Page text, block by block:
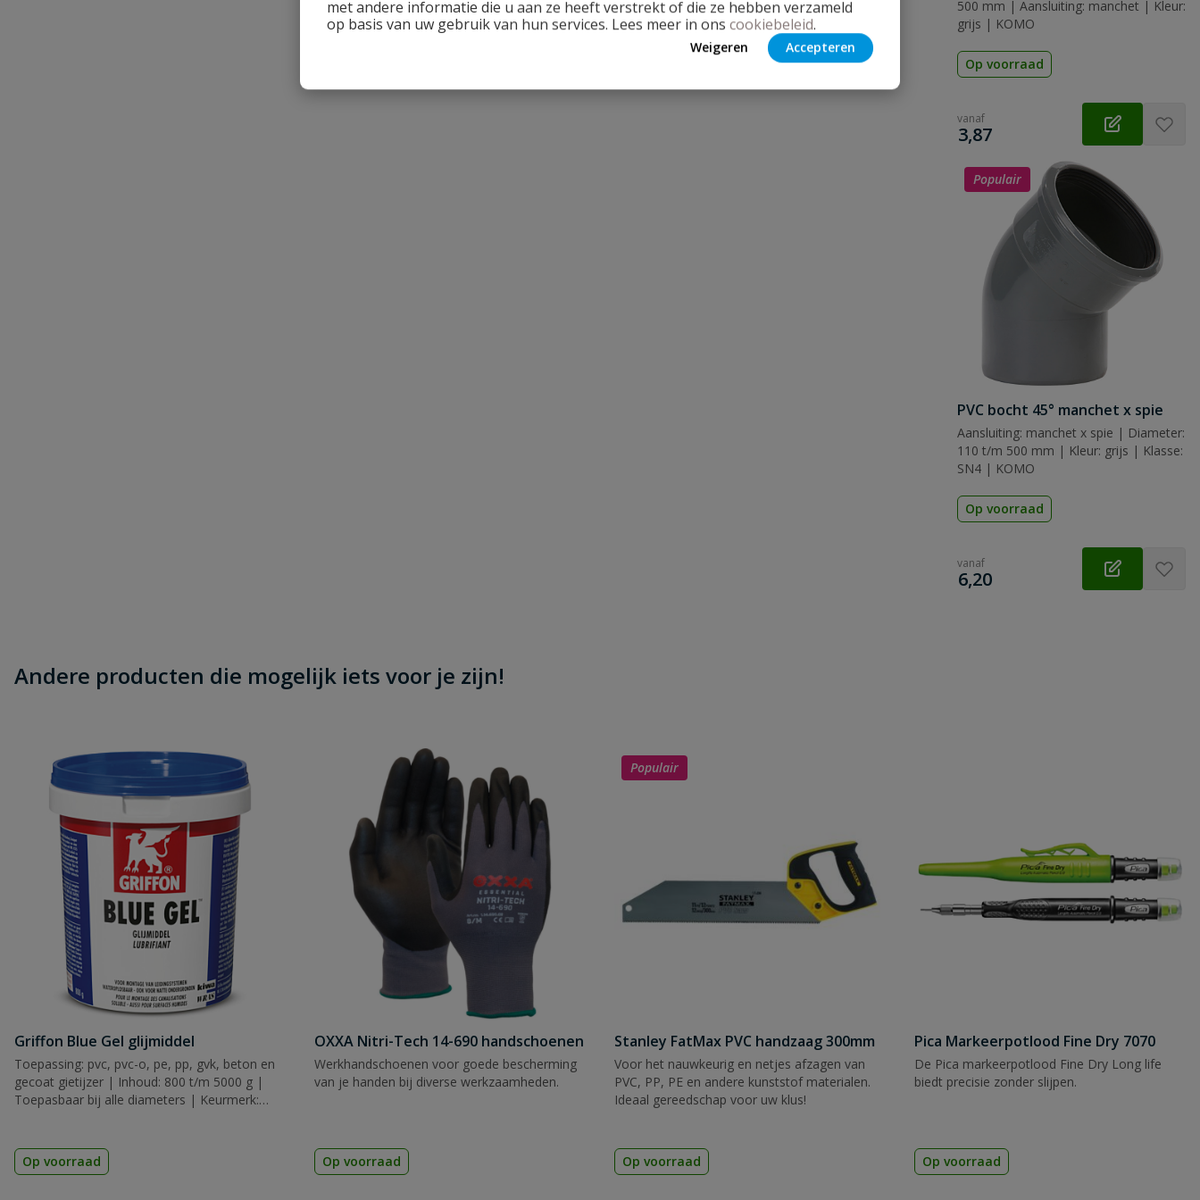
met andere informatie die u aan ze heeft verstrekt of die ze hebben verzameld
op basis van uw gebruik van hun services. Lees meer in ons cookiebeleid.
Weigeren Accepteren
500 mm | Aansluiting: manchet | Kleur:
grijs | KOMO
Op voorraad
vanaf
€
3,87
Populair
PVC bocht 45° manchet x spie
Aansluiting: manchet x spie | Diameter:
110 t/m 500 mm | Kleur: grijs | Klasse:
SN4 | KOMO
Op voorraad
vanaf
€
6,20
Andere producten die mogelijk iets voor je zijn!
Griffon Blue Gel glijmiddel
Toepassing: pvc, pvc-o, pe, pp, gvk, beton en
gecoat gietijzer | Inhoud: 800 t/m 5000 g |
Toepasbaar bij alle diameters | Keurmerk:
Op voorraad
OXXA Nitri-Tech 14-690 handschoenen
Werkhandschoenen voor goede bescherming
van je handen bij diverse werkzaamheden.
Op voorraad
Populair
Stanley FatMax PVC handzaag 300mm
Voor het nauwkeurig en netjes afzagen van
PVC, PP, PE en andere kunststof materialen.
Ideaal gereedschap voor uw klus!
Op voorraad
Pica Markeerpotlood Fine Dry 7070
De Pica markeerpotlood Fine Dry Long life
biedt precisie zonder slijpen.
Op voorraad